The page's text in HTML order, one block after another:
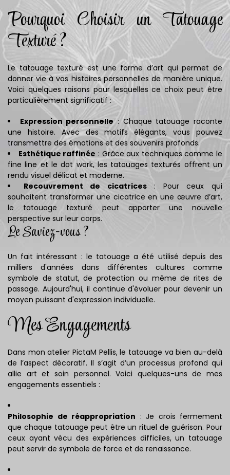
Pourquoi Choisir un Tatouage
Texturé ?
Le tatouage texturé est une forme d’art qui permet de
donner vie à vos histoires personnelles de manière unique.
Voici quelques raisons pour lesquelles ce choix peut être
particulièrement significatif :
Expression personnelle: Chaque tatouage raconte
une histoire. Avec des motifs élégants, vous pouvez
transmettre des émotions et des souvenirs profonds.
Esthétique raffinée : Grâce aux techniques comme le
fine line et le dot work, les tatouages texturés offrent un
rendu visuel délicat et moderne.
Recouvrement de cicatrices: Pour ceux qui
souhaitent transformer une cicatrice en une œuvre d’art,
le tatouage texturé peut apporter une nouvelle
perspective sur leur corps.
Le Saviez-vous ?
Un fait intéressant : le tatouage a été utilisé depuis des
milliers d'années dans différentes cultures comme
symbole de statut, de protection ou même de rites de
passage. Aujourd'hui, il continue d'évoluer pour devenir un
moyen puissant d'expression individuelle.
Mes Engagements
Dans mon atelier PictaM Pellis, le tatouage va bien au-delà
de l’aspect décoratif. Il s’agit d’un processus profond qui
allie art et soin personnel. Voici quelques-uns de mes
engagements essentiels :
Philosophie de réappropriation : Je crois fermement
que chaque tatouage peut être un rituel de guérison. Pour
ceux ayant vécu des expériences difficiles, un tatouage
peut servir de symbole de force et de renaissance.